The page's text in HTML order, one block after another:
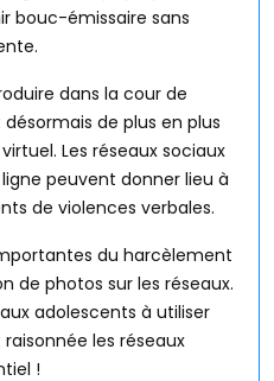
bouc-émissaire sans
dans la cour de
de plus en plus
Les réseaux sociaux
peuvent donner lieu à
de violences verbales.
du harcèlement
de photos sur les réseaux.
adolescents à utiliser
les réseaux
!